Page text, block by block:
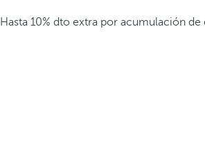
Hasta 10% dto extra por acumulación de